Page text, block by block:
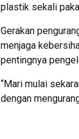
plastik sekali
Gerakan
menjaga
pentingnya
“Mari mulai
dengan